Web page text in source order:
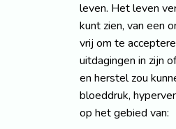
leven. Het leven
kunt zien, van een
vrij om te
uitdagingen in zijn
en herstel zou
bloeddruk,
op het gebied van: